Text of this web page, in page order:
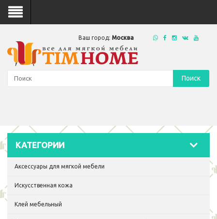
Ваш город: Москва
Поиск
КАТЕГОРИИ
Аксессуары для мягкой мебели
Искусственная кожа
Клей мебельный